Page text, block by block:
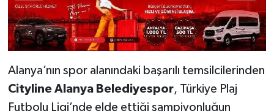
Alanya’nın spor alanındaki başarılı temsilcilerinden
Cityline Alanya Belediyespor, Türkiye Plaj
Futbolu Ligi’nde elde ettiği şampiyonluğun